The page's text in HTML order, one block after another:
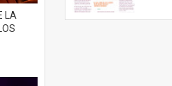
LA